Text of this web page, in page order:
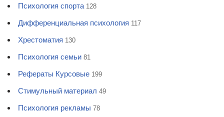
Психология спорта 128
Дифференциальная психология 117
Хрестоматия 130
Психология семьи 81
Рефераты Курсовые 199
Стимульный материал 49
Психология рекламы 78